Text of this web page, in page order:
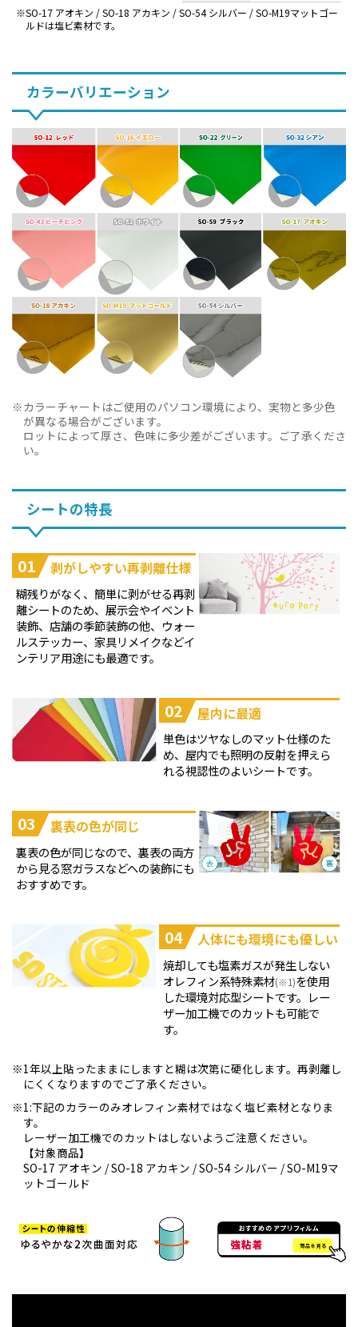
SO-17 アオキン / SO-18 アカキン / SO-54 シルバー / SO-M19マットゴー
ルドは塩ビ素材です。
カラーバリエーション
カラーチャートはご使用のパソコン環境により、実物と多少色
が異なる場合がございます。
ロットによって厚さ、色味に多少差がございます。ご了承くださ
い。
シートの特長
01 剥がしやすい再剥離仕様
糊残りがなく、簡単に剥がせる再剥
離シートのため、展示会やイベント
装飾、店舗の季節装飾の他、ウォー
ルステッカー、家具リメイクなどイ
ンテリア用途にも最適です。
02 屋内に最適
単色はツヤなしのマット仕様のた
め、屋内でも照明の反射を押えら
れる視認性のよいシートです。
03 裏表の色が同じ
裏表の色が同じなので、裏表の両方
から見る窓ガラスなどへの装飾にも
おすすめです。
04 人体にも環境にも優しい
焼却しても塩素ガスが発生しない
オレフィン系特殊素材(※1)を使用
した環境対応型シートです。レー
ザー加工機でのカットも可能で
す。
1年以上貼ったままにしますと糊は次第に硬化します。再剥離し
にくくなりますのでご了承ください。
1:下記のカラーのみオレフィン素材ではなく塩ビ素材となりま
す。
レーザー加工機でのカットはしないようご注意ください。
【対象商品】
SO-17 アオキン / SO-18 アカキン / SO-54 シルバー / SO-M19マ
ットゴールド